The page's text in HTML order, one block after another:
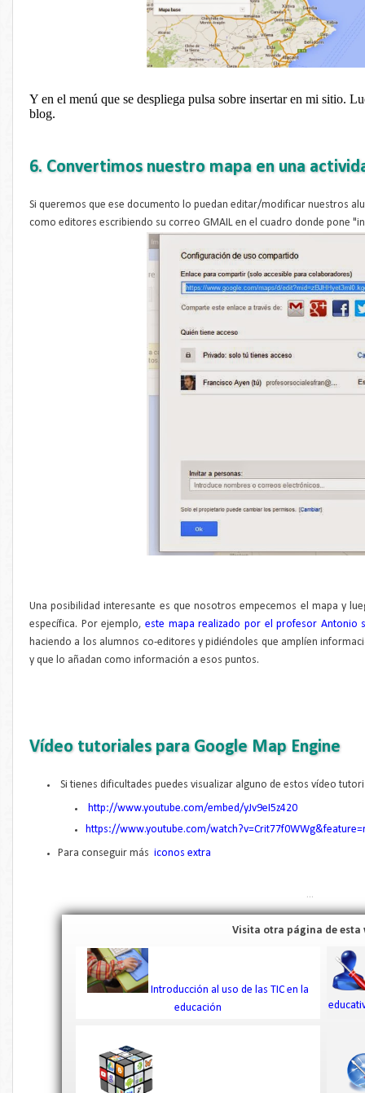
Y en el menú que se despliega pulsa sobre insertar en mi sitio.
blog.
6. Convertimos nuestro mapa en una
Si queremos que ese documento lo puedan editar/modificar nuestros
como editores escribiendo su correo GMAIL en el cuadro donde pone
Una posibilidad interesante es que nosotros empecemos el mapa y
específica. Por ejemplo, este mapa realizado por el profesor Antonio
haciendo a los alumnos co-editores y pidiéndoles que amplíen
y que lo añadan como información a esos puntos.
Vídeo tutoriales para Google Map Engine
Si tienes dificultades puedes visualizar alguno de estos vídeo
http://www.youtube.com/embed/yJv9eI5z420
https://www.youtube.com/
Para conseguir más iconos extra
...
Visita otra página de esta
Introducción al uso de las TIC en la
educación